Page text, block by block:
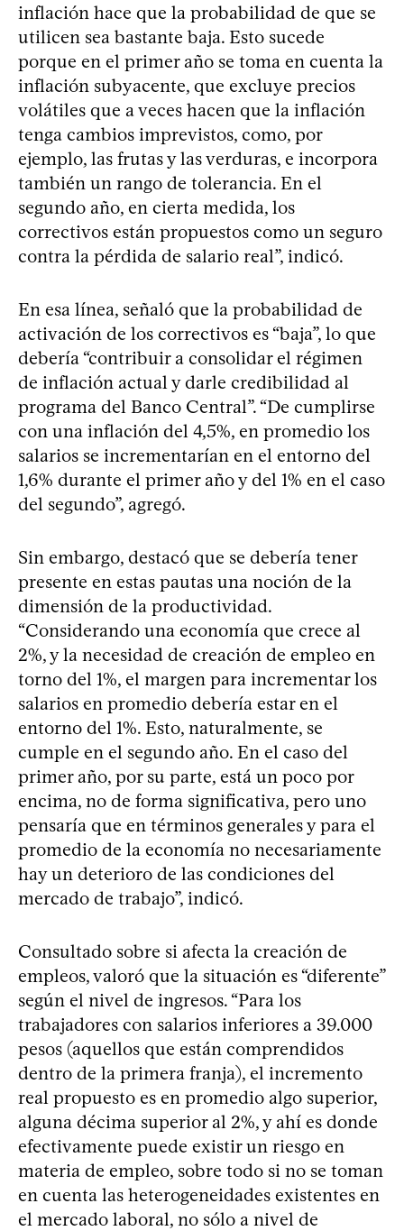
inflación hace que la probabilidad de que se
utilicen sea bastante baja. Esto sucede
porque en el primer año se toma en cuenta la
inflación subyacente, que excluye precios
volátiles que a veces hacen que la inflación
tenga cambios imprevistos, como, por
ejemplo, las frutas y las verduras, e incorpora
también un rango de tolerancia. En el
segundo año, en cierta medida, los
correctivos están propuestos como un seguro
contra la pérdida de salario real”, indicó.
En esa línea, señaló que la probabilidad de
activación de los correctivos es “baja”, lo que
debería “contribuir a consolidar el régimen
de inflación actual y darle credibilidad al
programa del Banco Central”. “De cumplirse
con una inflación del 4,5%, en promedio los
salarios se incrementarían en el entorno del
1,6% durante el primer año y del 1% en el caso
del segundo”, agregó.
Sin embargo, destacó que se debería tener
presente en estas pautas una noción de la
dimensión de la productividad.
“Considerando una economía que crece al
2%, y la necesidad de creación de empleo en
torno del 1%, el margen para incrementar los
salarios en promedio debería estar en el
entorno del 1%. Esto, naturalmente, se
cumple en el segundo año. En el caso del
primer año, por su parte, está un poco por
encima, no de forma significativa, pero uno
pensaría que en términos generales y para el
promedio de la economía no necesariamente
hay un deterioro de las condiciones del
mercado de trabajo”, indicó.
Consultado sobre si afecta la creación de
empleos, valoró que la situación es “diferente”
según el nivel de ingresos. “Para los
trabajadores con salarios inferiores a 39.000
pesos (aquellos que están comprendidos
dentro de la primera franja), el incremento
real propuesto es en promedio algo superior,
alguna décima superior al 2%, y ahí es donde
efectivamente puede existir un riesgo en
materia de empleo, sobre todo si no se toman
en cuenta las heterogeneidades existentes en
el mercado laboral, no sólo a nivel de